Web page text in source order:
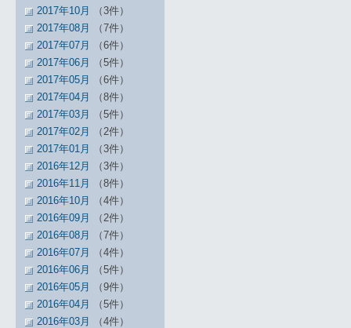
2017年10月
（3件）
2017年08月
（7件）
2017年07月
（6件）
2017年06月
（5件）
2017年05月
（6件）
2017年04月
（8件）
2017年03月
（5件）
2017年02月
（2件）
2017年01月
（3件）
2016年12月
（3件）
2016年11月
（8件）
2016年10月
（4件）
2016年09月
（2件）
2016年08月
（7件）
2016年07月
（4件）
2016年06月
（5件）
2016年05月
（9件）
2016年04月
（5件）
2016年03月
（4件）